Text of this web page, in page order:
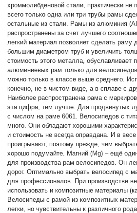
Спорт туризм
Аксессуары
Инструменты
4х4
АКБ
Все товары
Услуги
Калькулятор
шиномонтажа
хроммолибденовой стали, практически не
всего только одна или три трубы рамы
остальные из стали. Рамы из алюминия
распространены за счет лучшего
легкий материал позволяет сделать раму
большим диаметром труб и увеличить
стоимость этого металла, обуславливает
алюминиевых рам только для
можно только в классе выше среднего.
конечно, не в чистом виде, а в сплаве с
Наиболее распространена рама с
эта цифра, тем лучше. Для продвинутых
с числом на раме 6061. Велосипедов с
много. Они обладают хорошими
и стоимость не всегда оправдана. И в
проигрывают, поэтому прежде, чем
хорошо подумайте. Магний (Mg) – ещё
для производства рам велосипедов. Он
дорог. Оптимально выбрать велосипед с
для профессионалов. При производстве
использовать и композитные материалы
Велосипеды с рамой из композитных
легки, но чувствительны к различного